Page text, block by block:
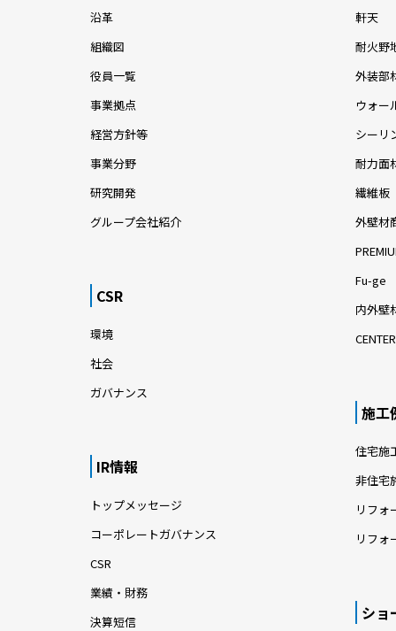
沿革
組織図
役員一覧
事業拠点
経営方針等
事業分野
研究開発
グループ会社紹介
CSR
環境
社会
ガバナンス
IR情報
トップメッセージ
コーポレートガバナンス
CSR
業績・財務
決算短信
軒天
耐火野
外装部
ウォー
シーリ
耐力面
繊維板
外壁材
Fu-ge
内外壁
施工
住宅施
非住宅
リフォ
リフォ
ショ